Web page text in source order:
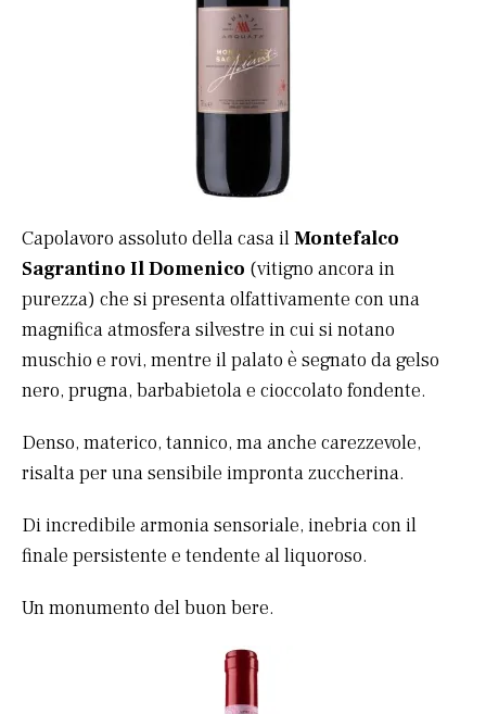
Capolavoro assoluto della casa ilMontefalco
Sagrantino Il Domenico (vitigno ancora in
purezza) che si presenta olfattivamente con una
magnifica atmosfera silvestre in cui si notano
muschio e rovi, mentre il palato è segnato da gelso
nero, prugna, barbabietola e cioccolato fondente.
Denso, materico, tannico, ma anche carezzevole,
risalta per una sensibile impronta zuccherina.
Di incredibile armonia sensoriale, inebria con il
finale persistente e tendente al liquoroso.
Un monumento del buon bere.